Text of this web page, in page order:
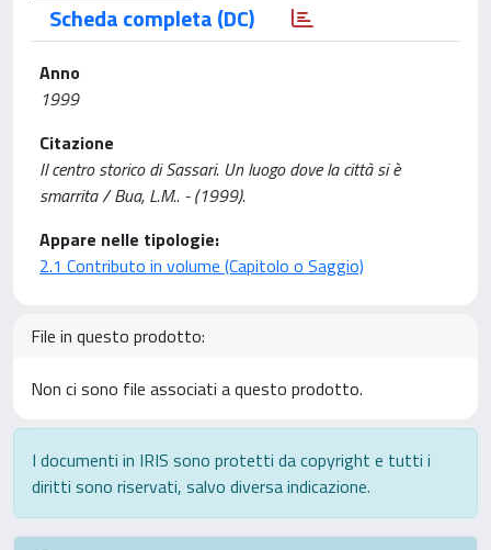
Scheda completa (DC)
Anno
1999
Citazione
Il centro storico di Sassari. Un luogo dove la città si è
smarrita / Bua, L.M.. - (1999).
Appare nelle tipologie:
2.1 Contributo in volume (Capitolo o Saggio)
File in questo prodotto:
Non ci sono file associati a questo prodotto.
I documenti in IRIS sono protetti da copyright e tutti i
diritti sono riservati, salvo diversa indicazione.